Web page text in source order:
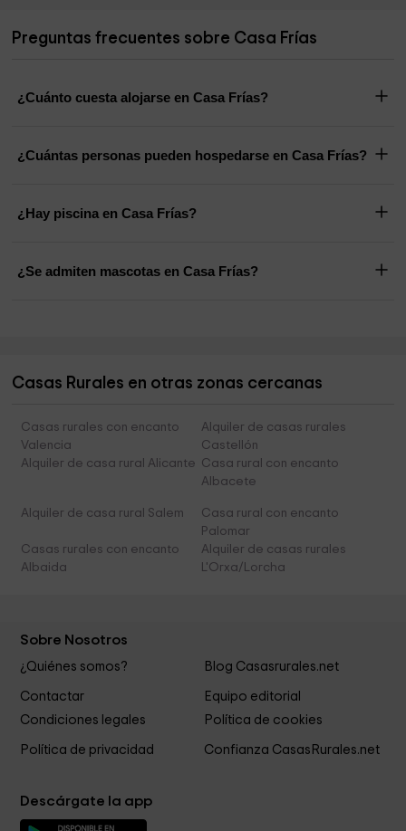
Preguntas frecuentes sobre Casa Frías
¿Cuánto cuesta alojarse en Casa Frías?
¿Cuántas personas pueden hospedarse en Casa Frías?
¿Hay piscina en Casa Frías?
¿Se admiten mascotas en Casa Frías?
Casas Rurales en otras zonas cercanas
Casas rurales con encanto
Valencia
Alquiler de casas rurales
Castellón
Alquiler de casa rural Alicante Casa rural con encanto
Albacete
Alquiler de casa rural Salem
Casa rural con encanto
Palomar
Casas rurales con encanto
Albaida
Alquiler de casas rurales
L'Orxa/Lorcha
Sobre Nosotros
¿Quiénes somos? Blog Casasrurales.net
Contactar
Equipo editorial
Condiciones legales
Política de cookies
Política de privacidad Confianza CasasRurales.net
Descárgate la app